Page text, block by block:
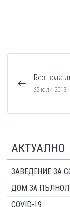
Без вода
25 юли 2013
АКТУАЛНО
ЗАВЕДЕНИЕ ЗА
ДОМ ЗА
COVID-19